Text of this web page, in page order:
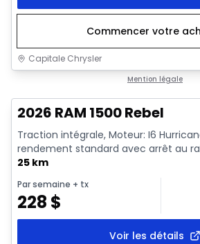
Commencer votre
Capitale Chrysler
Mention légale
2026 RAM 1500 Rebel
Traction intégrale, Moteur: I6
rendement standard avec arrêt au
25 km
Par semaine + tx
228 $
Voir les détails